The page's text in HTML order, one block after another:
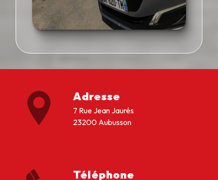
Adresse
7 Rue Jean Jaurés
23200 Aubusson
Téléphone